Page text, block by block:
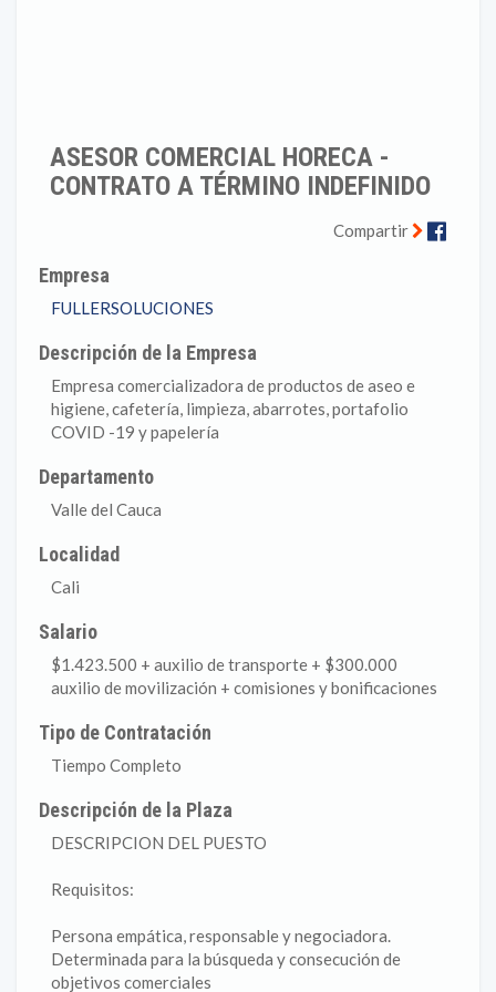
ASESOR COMERCIAL HORECA -
CONTRATO A TÉRMINO INDEFINIDO
Compartir
Empresa
FULLERSOLUCIONES
Descripción de la Empresa
Empresa comercializadora de productos de aseo e
higiene, cafetería, limpieza, abarrotes, portafolio
COVID -19 y papelería
Departamento
Valle del Cauca
Localidad
Cali
Salario
$1.423.500 + auxilio de transporte + $300.000
auxilio de movilización + comisiones y bonificaciones
Tipo de Contratación
Tiempo Completo
Descripción de la Plaza
DESCRIPCION DEL PUESTO
Requisitos:
Persona empática, responsable y negociadora.
Determinada para la búsqueda y consecución de
objetivos comerciales